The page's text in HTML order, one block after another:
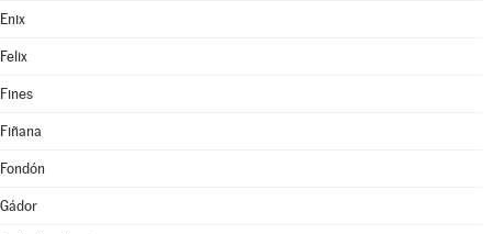
Enix
Felix
Fines
Fiñana
Fondón
Gádor